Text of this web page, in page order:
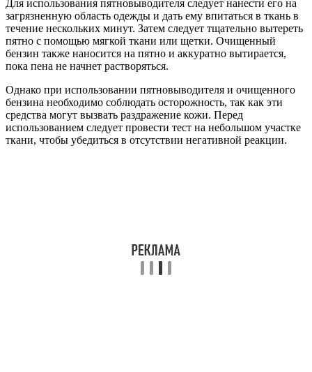
Для использования пятновыводителя следует нанести его на
загрязненную область одежды и дать ему впитаться в ткань в
течение нескольких минут. Затем следует тщательно вытереть
пятно с помощью мягкой ткани или щетки. Очищенный
бензин также наносится на пятно и аккуратно вытирается,
пока пена не начнет растворяться.
Однако при использовании пятновыводителя и очищенного
бензина необходимо соблюдать осторожность, так как эти
средства могут вызвать раздражение кожи. Перед
использованием следует провести тест на небольшом участке
ткани, чтобы убедиться в отсутствии негативной реакции.